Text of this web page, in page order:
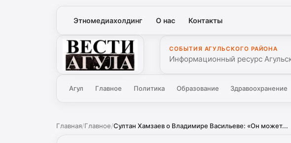
Этномедиахолдинг О нас Контакты
Вести Агула
СОБЫТИЯ АГУЛЬСКОГО РАЙОНА
Информационный ресурс
Агул Главное Политика Образование Здравоохранение
Главная/Главное/Султан Хамзаев о Владимире Васильеве: «Он может...